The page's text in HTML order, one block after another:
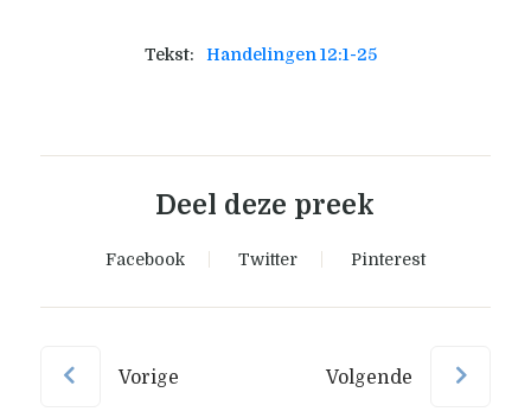
Tekst: Handelingen 12:1-25
Deel deze preek
Facebook Twitter Pinterest
Vorige Volgende